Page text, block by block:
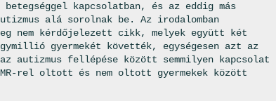
kapcsolatban, és az eddig más
alá sorolnak be. Az irodalomban
nem kérdőjelezett cikk, melyek együtt két
gyermekét követték, egységesen azt az
autizmus fellépése között semmilyen kapcsolat
rel oltott és nem oltott gyermekek között